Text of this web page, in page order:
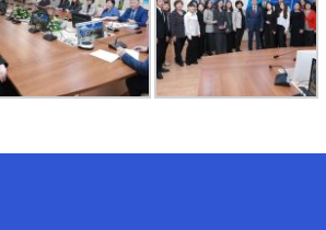
AI-Talapker